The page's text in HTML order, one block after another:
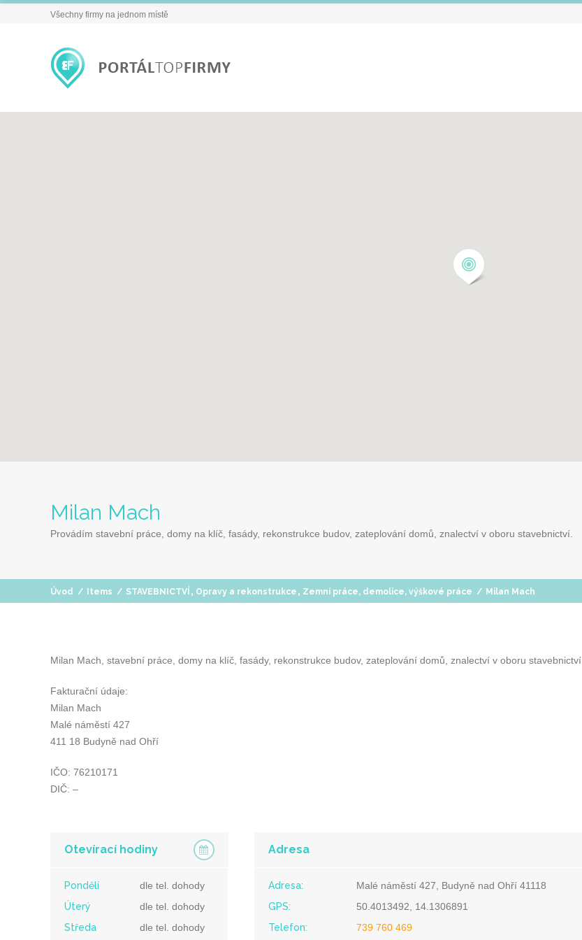
Všechny firmy na jednom místě
Milan Mach
Provádím stavební práce, domy na klíč, fasády, rekonstrukce budov, zateplování domů, znalectví v oboru stavebnictví.
Úvod / Items / STAVEBNICTVÍ , Opravy a rekonstrukce , Zemní práce, demolice, výškové práce / Milan Mach
Milan Mach, stavební práce, domy na klíč, fasády, rekonstrukce budov, zateplování domů, znalectví v oboru stavebnictví
Fakturační údaje:
Milan Mach
Malé náměstí 427
411 18 Budyně nad Ohří
IČO: 76210171
DIČ: –
Otevírací hodiny
Pondělí
dle tel. dohody
Úterý
dle tel. dohody
Středa
dle tel. dohody
Adresa
Adresa:
Malé náměstí 427, Budyně nad Ohří 41118
GPS:
50.4013492, 14.1306891
Telefon:
739 760 469